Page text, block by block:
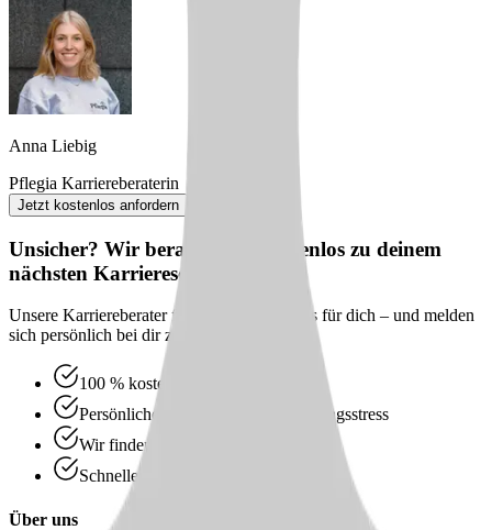
Anna Liebig
Pflegia Karriereberaterin
Jetzt kostenlos anfordern
Unsicher? Wir beraten dich kostenlos zu deinem
nächsten Karriereschritt
Unsere Karriereberater finden passende Jobs für dich – und melden
sich persönlich bei dir zurück.
100 % kostenlos & unverbindlich
Persönliche Beratung statt Bewerbungsstress
Wir finden passende Jobs für dich
Schneller Rückruf
Über uns